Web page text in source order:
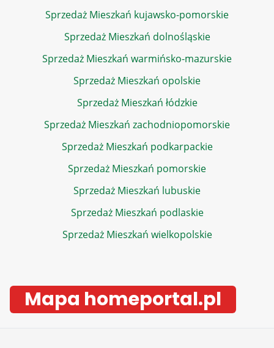
Sprzedaż Mieszkań kujawsko-pomorskie
Sprzedaż Mieszkań dolnośląskie
Sprzedaż Mieszkań warmińsko-mazurskie
Sprzedaż Mieszkań opolskie
Sprzedaż Mieszkań łódzkie
Sprzedaż Mieszkań zachodniopomorskie
Sprzedaż Mieszkań podkarpackie
Sprzedaż Mieszkań pomorskie
Sprzedaż Mieszkań lubuskie
Sprzedaż Mieszkań podlaskie
Sprzedaż Mieszkań wielkopolskie
Mapa homeportal.pl